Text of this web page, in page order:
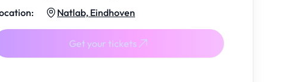
Natlab, Eindhoven
Get your tickets